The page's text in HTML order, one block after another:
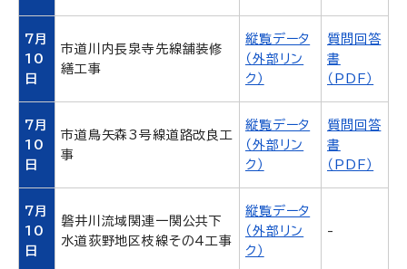
7月
10
日
市道川内長泉寺先線舗装修
繕工事
縦覧データ
（外部リン
ク）
質問回答
書
（PDF）
7月
10
日
市道鳥矢森3号線道路改良工
事
縦覧データ
（外部リン
ク）
質問回答
書
（PDF）
7月
10
日
磐井川流域関連一関公共下
水道荻野地区枝線その4工事
縦覧データ
（外部リン
ク）
-